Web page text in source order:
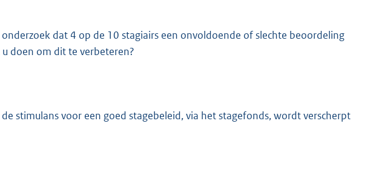
dat 4 op de 10 stagiairs een onvoldoende of slechte beoordeling
doen om dit te verbeteren?
stimulans voor een goed stagebeleid, via het stagefonds, wordt verscherpt